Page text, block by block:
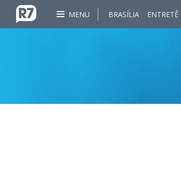
MENU BRASÍLIA ENTRETÊ